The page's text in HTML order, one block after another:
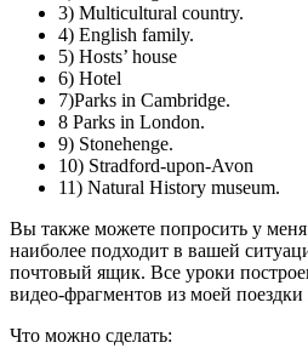
3) Multicultural country.
4) English family.
5) Hosts’ house
6) Hotel
7)Parks in Cambridge.
8 Parks in London.
9) Stonehenge.
10) Stradford-upon-Avon
11) Natural History museum.
Вы также можете попросить у
наиболее подходит в вашей
почтовый ящик. Все уроки
видео-фрагментов из моей
Что можно сделать: